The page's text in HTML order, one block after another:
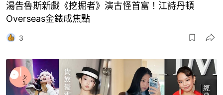
湯告魯斯新戲《挖掘者》演古怪首富！江詩丹頓
Overseas金錶成焦點
3